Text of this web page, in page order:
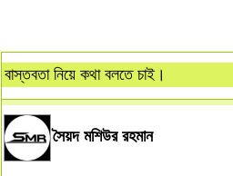
বাস্তবতা নিয়ে কথা বলতে চাই।
সৈয়দ মশিউর রহমান